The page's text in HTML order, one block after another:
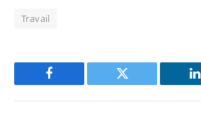
Travail
Facebook Twitter